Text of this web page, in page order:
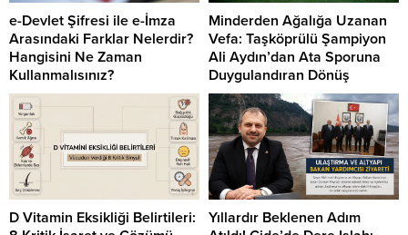
e-Devlet Şifresi ile e-İmza
Arasındaki Farklar Nelerdir?
Hangisini Ne Zaman
Kullanmalısınız?
Minderden Ağalığa Uzanan
Vefa: Taşköprülü Şampiyon
Ali Aydın’dan Ata Sporuna
Duygulandıran Dönüş
D Vitamin Eksikliği Belirtileri:
Yıllardır Beklenen Adım